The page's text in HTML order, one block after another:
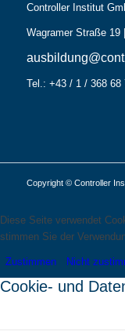
Controller Institut
Wagramer Straße 19
Tel.: +43 / 1 / 368 68
Copyright © Controller
Diese Seite verwendet
stimmen Sie der
Zustimmen Nicht
Cookie- und